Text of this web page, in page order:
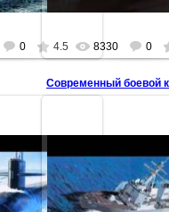
0 4.5 8330 0
Современный боевой